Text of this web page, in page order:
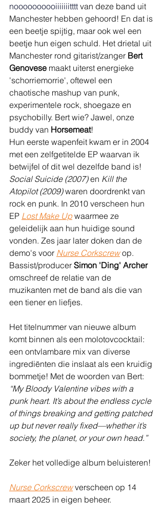
noooooooooiiiiiiitttt van deze band uit
Manchester hebben gehoord! En dat is
een beetje spijtig, maar ook wel een
beetje hun eigen schuld. Het drietal uit
Manchester rond gitarist/zanger Bert
Genovese maakt uiterst energieke
'schorriemorrie', oftewel een
chaotische mashup van punk,
experimentele rock, shoegaze en
psychobilly. Bert wie? Jawel, onze
buddy van Horsemeat!
Hun eerste wapenfeit kwam er in 2004
met een zelfgetitelde EP waarvan ik
betwijfel of dit wel dezelfde band is!
Social Suicide (2007) en Kill the
Atopilot (2009) waren doordrenkt van
rock en punk. In 2010 verscheen hun
EP Lost Make Up waarmee ze
geleidelijk aan hun huidige sound
vonden. Zes jaar later doken dan de
demo's voor Nurse Corkscrew op.
Bassist/producer Simon 'Ding' Archer
omschreef de relatie van de
muzikanten met de band als die van
een tiener en liefjes.
Het titelnummer van nieuwe album
komt binnen als een molotovcocktail:
een ontvlambare mix van diverse
ingrediënten die inslaat als een kruidig
bommetje! Met de woorden van Bert:
“My Bloody Valentine vibes with a
punk heart. It’s about the endless cycle
of things breaking and getting patched
up but never really fixed—whether it’s
society, the planet, or your own head.”
Zeker het volledige album beluisteren!
Nurse Corkscrew verscheen op 14
maart 2025 in eigen beheer.